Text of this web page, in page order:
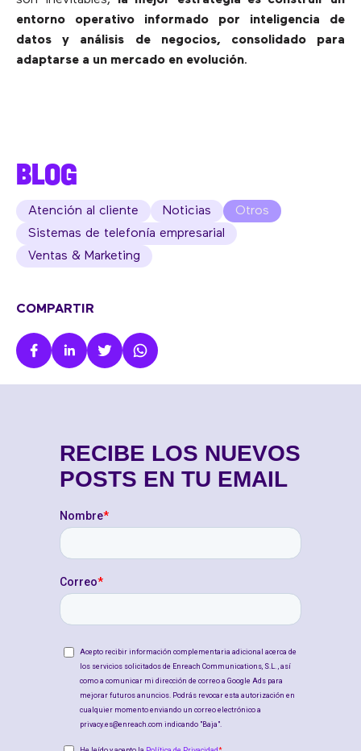
entorno operativo informado por inteligencia de
datos y análisis de negocios, consolidado para
adaptarse a un mercado en evolución.
BLOG
Atención al cliente Noticias
Otros
Sistemas de telefonía empresarial
Ventas & Marketing
COMPARTIR